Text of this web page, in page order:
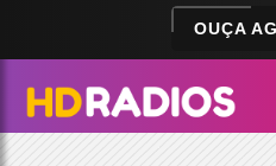
OUÇA